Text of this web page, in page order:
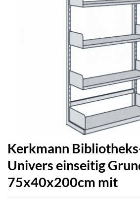
Kerkmann
Univers einseitig
75x40x200cm mit